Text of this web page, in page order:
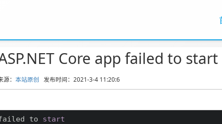
Core app failed to start
源：本站原创 发布时间：2021-3-4 11:20:6
failed to start